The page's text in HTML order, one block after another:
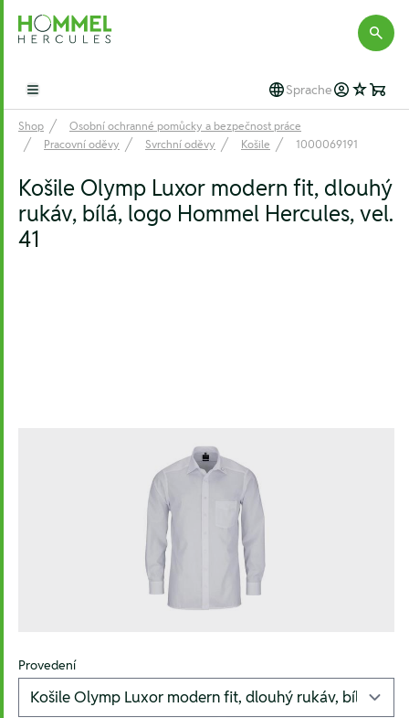
Hommel Hercules
Open main menu Sprache
Shop
Osobní ochranné pomůcky a bezpečnost práce
Pracovní oděvy
Svrchní oděvy Košile 1000069191
Košile Olymp Luxor modern fit, dlouhý
rukáv, bílá, logo Hommel Hercules, vel.
41
Provedení